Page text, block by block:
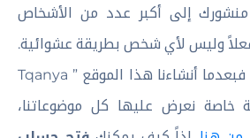
إلى أكبر عدد من الأشخاص
فعلاً وليس لأي شخص بطريقة عشوائية.
وهذا تماماً ما فعلناه فبعدما أنشاءنا هذا الموقع ” Tqanya
خاصة نعرض عليها كل موضوعاتنا،